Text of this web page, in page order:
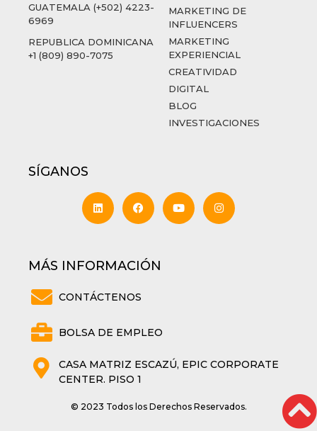
GUATEMALA (+502) 4223-
6969
REPUBLICA DOMINICANA
+1 (809) 890-7075
MARKETING DE
INFLUENCERS
MARKETING
EXPERIENCIAL
CREATIVIDAD
DIGITAL
BLOG
INVESTIGACIONES
SÍGANOS
MÁS INFORMACIÓN
CONTÁCTENOS
BOLSA DE EMPLEO
CASA MATRIZ ESCAZÚ, EPIC CORPORATE
CENTER. PISO 1
© 2023 Todos los Derechos Reservados.